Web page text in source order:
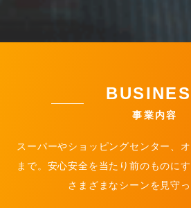
事業内容
スーパーやショッピングセンター、
まで。 安心安全を当たり前のものに
さまざまなシーンを見守っ